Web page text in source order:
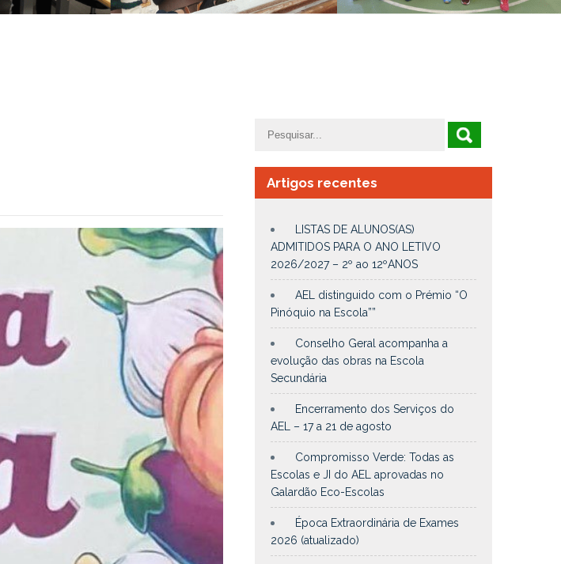
Artigos recentes
LISTAS DE ALUNOS(AS)
ADMITIDOS PARA O ANO LETIVO
2026/2027 – 2º ao 12ºANOS
AEL distinguido com o Prémio “O
Pinóquio na Escola””
Conselho Geral acompanha a
evolução das obras na Escola
Secundária
Encerramento dos Serviços do
AEL – 17 a 21 de agosto
Compromisso Verde: Todas as
Escolas e JI do AEL aprovadas no
Galardão Eco-Escolas
Época Extraordinária de Exames
2026 (atualizado)